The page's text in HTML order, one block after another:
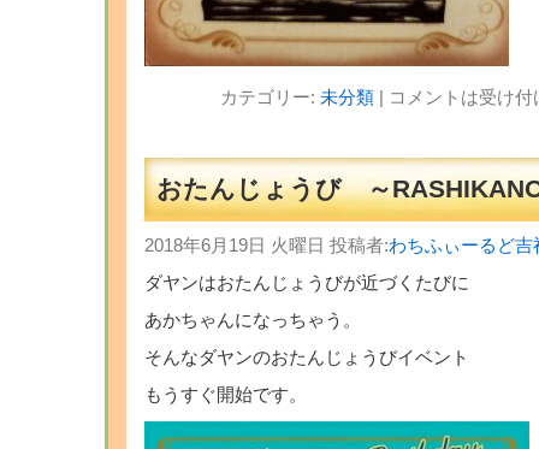
カテゴリー: 未分類| コメントは受け
おたんじょうび ～
2018年6月19日 火曜日 投稿者:わちふぃーるど
ダヤンはおたんじょうびが近づくたびに
あかちゃんになっちゃう。
そんなダヤンのおたんじょうびイベント
もうすぐ開始です。